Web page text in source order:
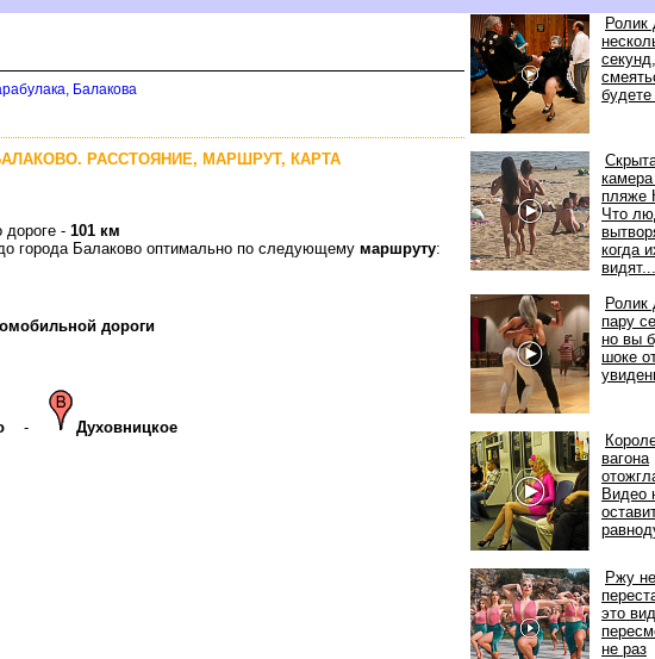
Ролик
удете
пляже
Что
когда
идят...
Ролик
пару
но вы
шоке
агона
идео
Ржу не
это
не раз
Балакова
РАССТОЯНИЕ, МАРШРУТ, КАРТА
дороге - 101 км
города Балаково оптимально по следующему маршруту:
дороги
- Духовницкое